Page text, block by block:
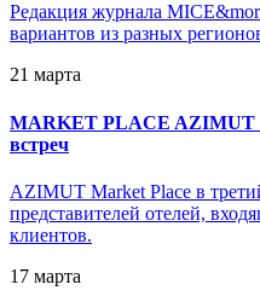
Редакция журнала
вариантов из разных
21 марта
MARKET PLACE AZIMUT
встреч
AZIMUT Market Place в
представителей отелей,
клиентов.
17 марта